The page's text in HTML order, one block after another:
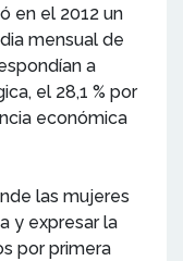
en el 2012 un
mensual de
a
el 28,1 % por
económica
las mujeres
y expresar la
por primera